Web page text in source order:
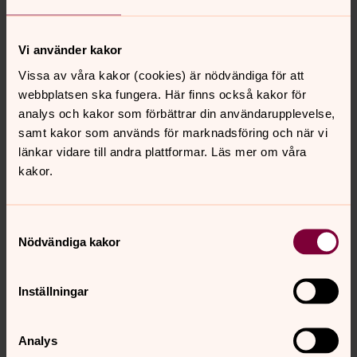
Vi använder kakor
Vissa av våra kakor (cookies) är nödvändiga för att
webbplatsen ska fungera. Här finns också kakor för
analys och kakor som förbättrar din användarupplevelse,
samt kakor som används för marknadsföring och när vi
länkar vidare till andra plattformar. Läs mer om våra
kakor.
Nödvändiga kakor
Inställningar
Analys